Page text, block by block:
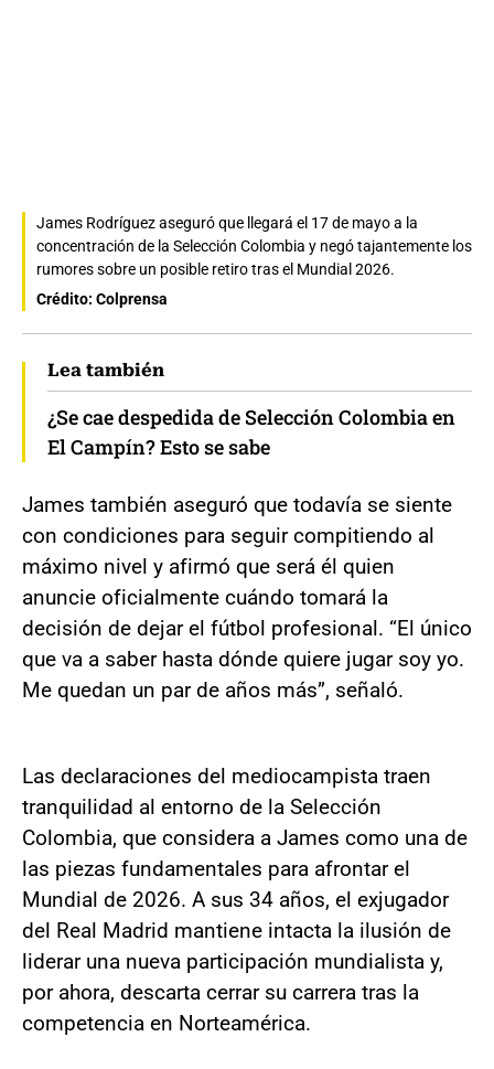
James Rodríguez aseguró que llegará el 17 de mayo a la
concentración de la Selección Colombia y negó tajantemente los
rumores sobre un posible retiro tras el Mundial 2026.
Crédito: Colprensa
Lea también
¿Se cae despedida de Selección Colombia en
El Campín? Esto se sabe
James también aseguró que todavía se siente
con condiciones para seguir compitiendo al
máximo nivel y afirmó que será él quien
anuncie oficialmente cuándo tomará la
decisión de dejar el fútbol profesional. “El único
que va a saber hasta dónde quiere jugar soy yo.
Me quedan un par de años más”, señaló.
Las declaraciones del mediocampista traen
tranquilidad al entorno de la Selección
Colombia, que considera a James como una de
las piezas fundamentales para afrontar el
Mundial de 2026. A sus 34 años, el exjugador
del Real Madrid mantiene intacta la ilusión de
liderar una nueva participación mundialista y,
por ahora, descarta cerrar su carrera tras la
competencia en Norteamérica.